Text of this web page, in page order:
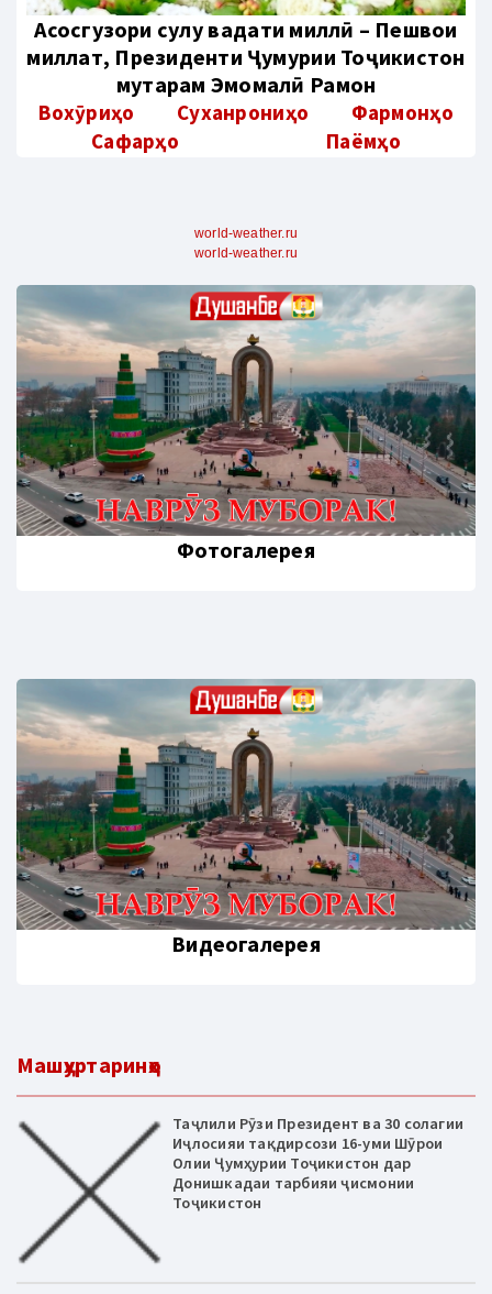
Aсосгузори сулҳу ваҳдати миллӣ – Пешвои
миллат, Президенти Ҷумҳурии Тоҷикистон
муҳтарам Эмомалӣ Раҳмон
Вохӯриҳо Суханрониҳо
Фармонҳо
Сафарҳо
Паёмҳо
world-weather.ru
world-weather.ru
Фотогалерея
Видеогалерея
Машҳуртаринҳо
Таҷлили Рӯзи Президент ва 30 солагии
Иҷлосияи тақдирсози 16-уми Шӯрои
Олии Ҷумҳурии Тоҷикистон дар
Донишкадаи тарбияи ҷисмонии
Тоҷикистон